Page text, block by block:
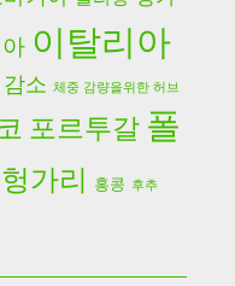
이탈리아
소 체중 감량을위한 허브
포르투갈 폴
헝가리 홍콩 후추